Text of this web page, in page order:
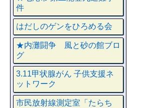
件
はだしのゲンをひろめる会
★内灘闘争 風と砂の館ブロ
グ
3.11甲状腺がん 子供支援ネ
ットワーク
市民放射線測定室「たらち